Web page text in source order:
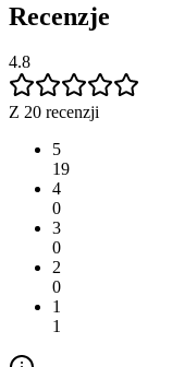
Recenzje
4.8
Z 20 recenzji
5
19
4
0
3
0
2
0
1
1